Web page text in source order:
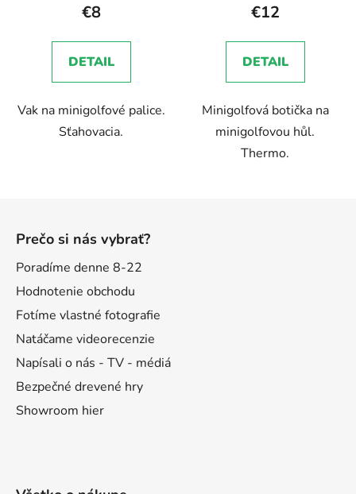
€8
DETAIL
Vak na minigolfové palice.
Sťahovacia.
€12
DETAIL
Minigolfová botička na
minigolfovou hůl.
Thermo.
Prečo si nás vybrať?
Poradíme denne 8-22
Hodnotenie obchodu
Fotíme vlastné fotografie
Natáčame videorecenzie
Napísali o nás - TV - médiá
Bezpečné drevené hry
Showroom hier